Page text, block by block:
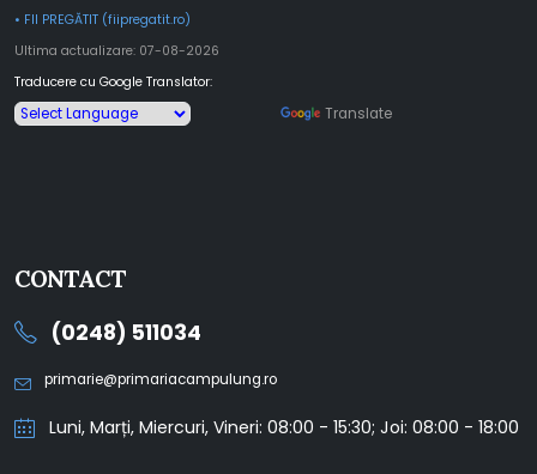
• FII PREGĂTIT (fiipregatit.ro)
Ultima actualizare: 07-08-2026
Traducere cu Google Translator:
Translate
CONTACT
(0248) 511034
primarie@primariacampulung.ro
Luni, Marți, Miercuri, Vineri: 08:00 - 15:30; Joi: 08:00 - 18:00